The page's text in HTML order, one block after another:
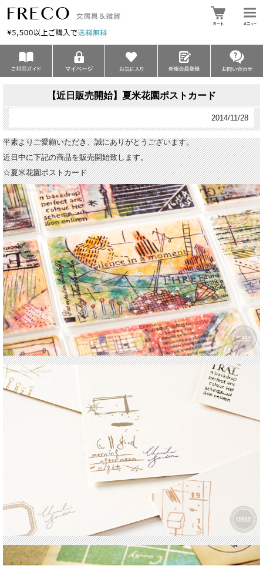
【近日販売開始】夏米花園ポストカード
2014/11/28
平素よりご愛顧いただき、誠にありがとうございます。
近日中に下記の商品を販売開始致します。
☆夏米花園ポストカード